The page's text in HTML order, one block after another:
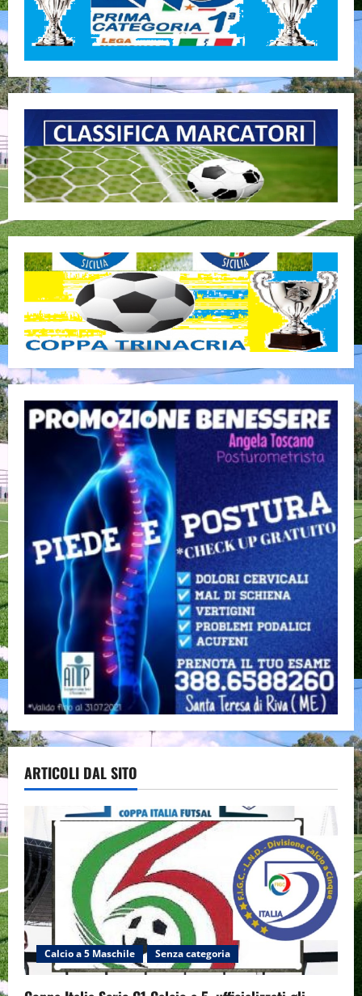
ARTICOLI DAL SITO
Calcio a 5 Maschile Senza categoria